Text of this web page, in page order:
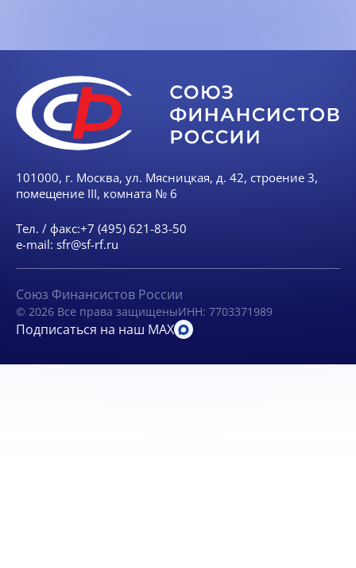
101000, г. Москва, ул. Мясницкая, д. 42, строение 3,
помещение III, комната № 6
Тел. / факс:+7 (495) 621-83-50
e-mail: sfr@sf-rf.ru
Союз Финансистов России
© 2026 Все права защищеныИНН: 7703371989
Подписаться на наш MAX